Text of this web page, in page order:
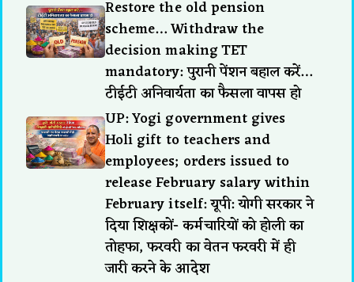
Restore the old pension
scheme… Withdraw the
decision making TET
mandatory: पुरानी पेंशन बहाल करें…
टीईटी अनिवार्यता का फैसला वापस हो
UP: Yogi government gives
Holi gift to teachers and
employees; orders issued to
release February salary within
February itself: यूपी: योगी सरकार ने
दिया शिक्षकों- कर्मचारियों को होली का
तोहफा, फरवरी का वेतन फरवरी में ही
जारी करने के आदेश